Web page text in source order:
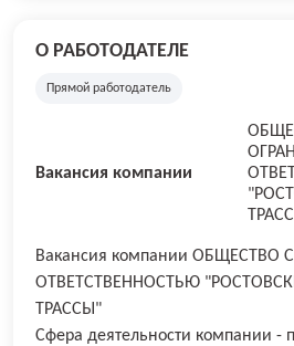
О РАБОТОДАТЕЛЕ
Прямой работодатель
Вакансия компании
Вакансия компании ОБЩЕСТВО
ОТВЕТСТВЕННОСТЬЮ
ТРАССЫ"
Сфера деятельности компании -